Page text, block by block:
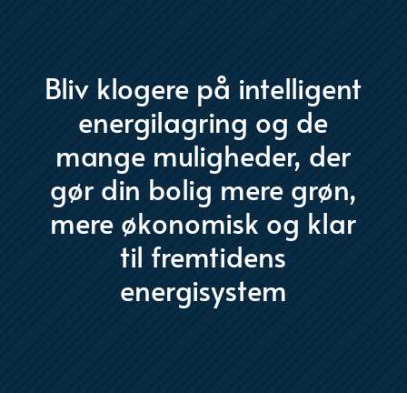
Bliv klogere på intelligent
energilagring og de
mange muligheder, der
gør din bolig mere grøn,
mere økonomisk og klar
til fremtidens
energisystem